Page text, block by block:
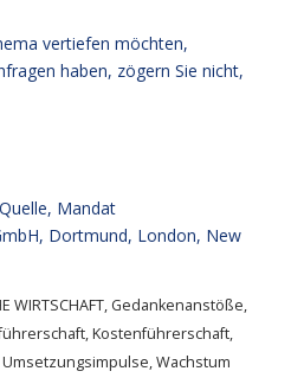
vertiefen möchten,
haben, zögern Sie nicht,
, Mandat
Dortmund, London, New
WIRTSCHAFT, Gedankenanstöße,
,Kostenführerschaft,
Umsetzungsimpulse,Wachstum